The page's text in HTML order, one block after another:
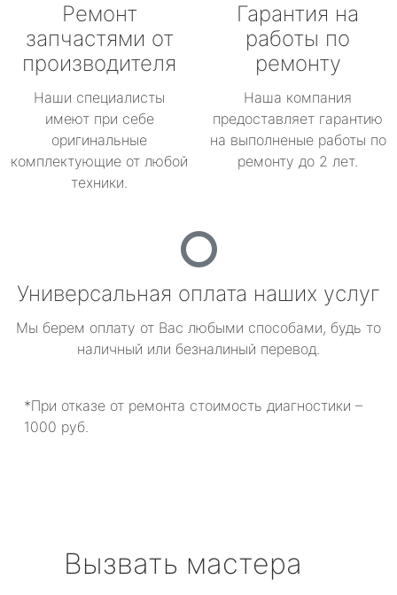
Ремонт
запчастями от
производителя
Наши специалисты
имеют при себе
оригинальные
комплектующие от любой
техники.
Гарантия на
работы по
ремонту
Наша компания
предоставляет гарантию
на выполненые работы по
ремонту до 2 лет.
Универсальная оплата наших услуг
Мы берем оплату от Вас любыми способами, будь то
наличный или безналиный перевод.
*При отказе от ремонта стоимость диагностики –
1000 руб.
Вызвать мастера